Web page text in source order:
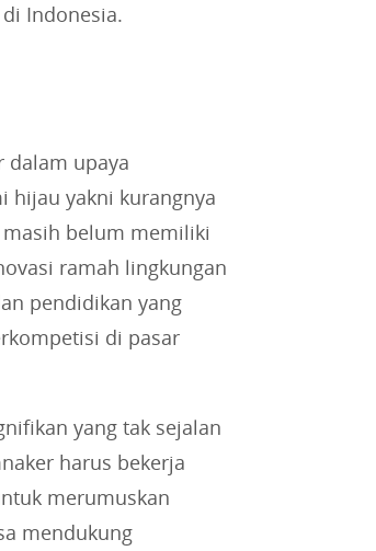
Indonesia.
dalam upaya
hijau yakni kurangnya
masih belum memiliki
ramah lingkungan
pendidikan yang
di pasar
yang tak sejalan
harus bekerja
merumuskan
mendukung